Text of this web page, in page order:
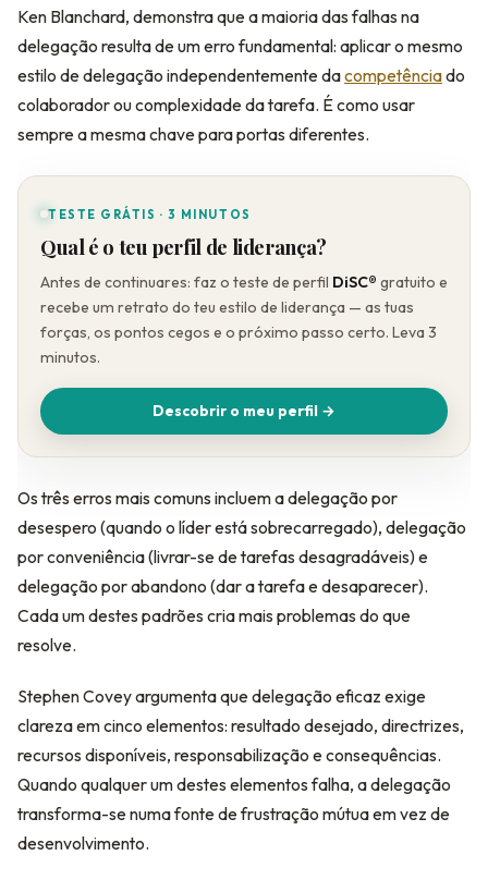
Ken Blanchard, demonstra que a maioria das falhas na
delegação resulta de um erro fundamental: aplicar o mesmo
estilo de delegação independentemente dacompetênciado
colaborador ou complexidade da tarefa. É como usar
sempre a mesma chave para portas diferentes.
TESTE GRÁTIS · 3 MINUTOS
Qual é o teu perfil de liderança?
Antes de continuares: faz o teste de perfil DiSC® gratuito e
recebe um retrato do teu estilo de liderança — as tuas
forças, os pontos cegos e o próximo passo certo. Leva 3
minutos.
Descobrir o meu perfil →
Os três erros mais comuns incluem a delegação por
desespero (quando o líder está sobrecarregado), delegação
por conveniência (livrar-se de tarefas desagradáveis) e
delegação por abandono (dar a tarefa e desaparecer).
Cada um destes padrões cria mais problemas do que
resolve.
Stephen Covey argumenta que delegação eficaz exige
clareza em cinco elementos: resultado desejado, directrizes,
recursos disponíveis, responsabilização e consequências.
Quando qualquer um destes elementos falha, a delegação
transforma-se numa fonte de frustração mútua em vez de
desenvolvimento.